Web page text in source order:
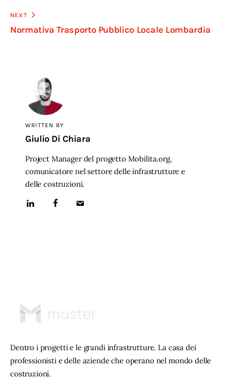
NEXT
Normativa Trasporto Pubblico Locale Lombardia
WRITTEN BY
Giulio Di Chiara
Project Manager del progetto Mobilita.org,
comunicatore nel settore delle infrastrutture e
delle costruzioni.
Dentro i progetti e le grandi infrastrutture. La casa dei
professionisti e delle aziende che operano nel mondo delle
costruzioni.